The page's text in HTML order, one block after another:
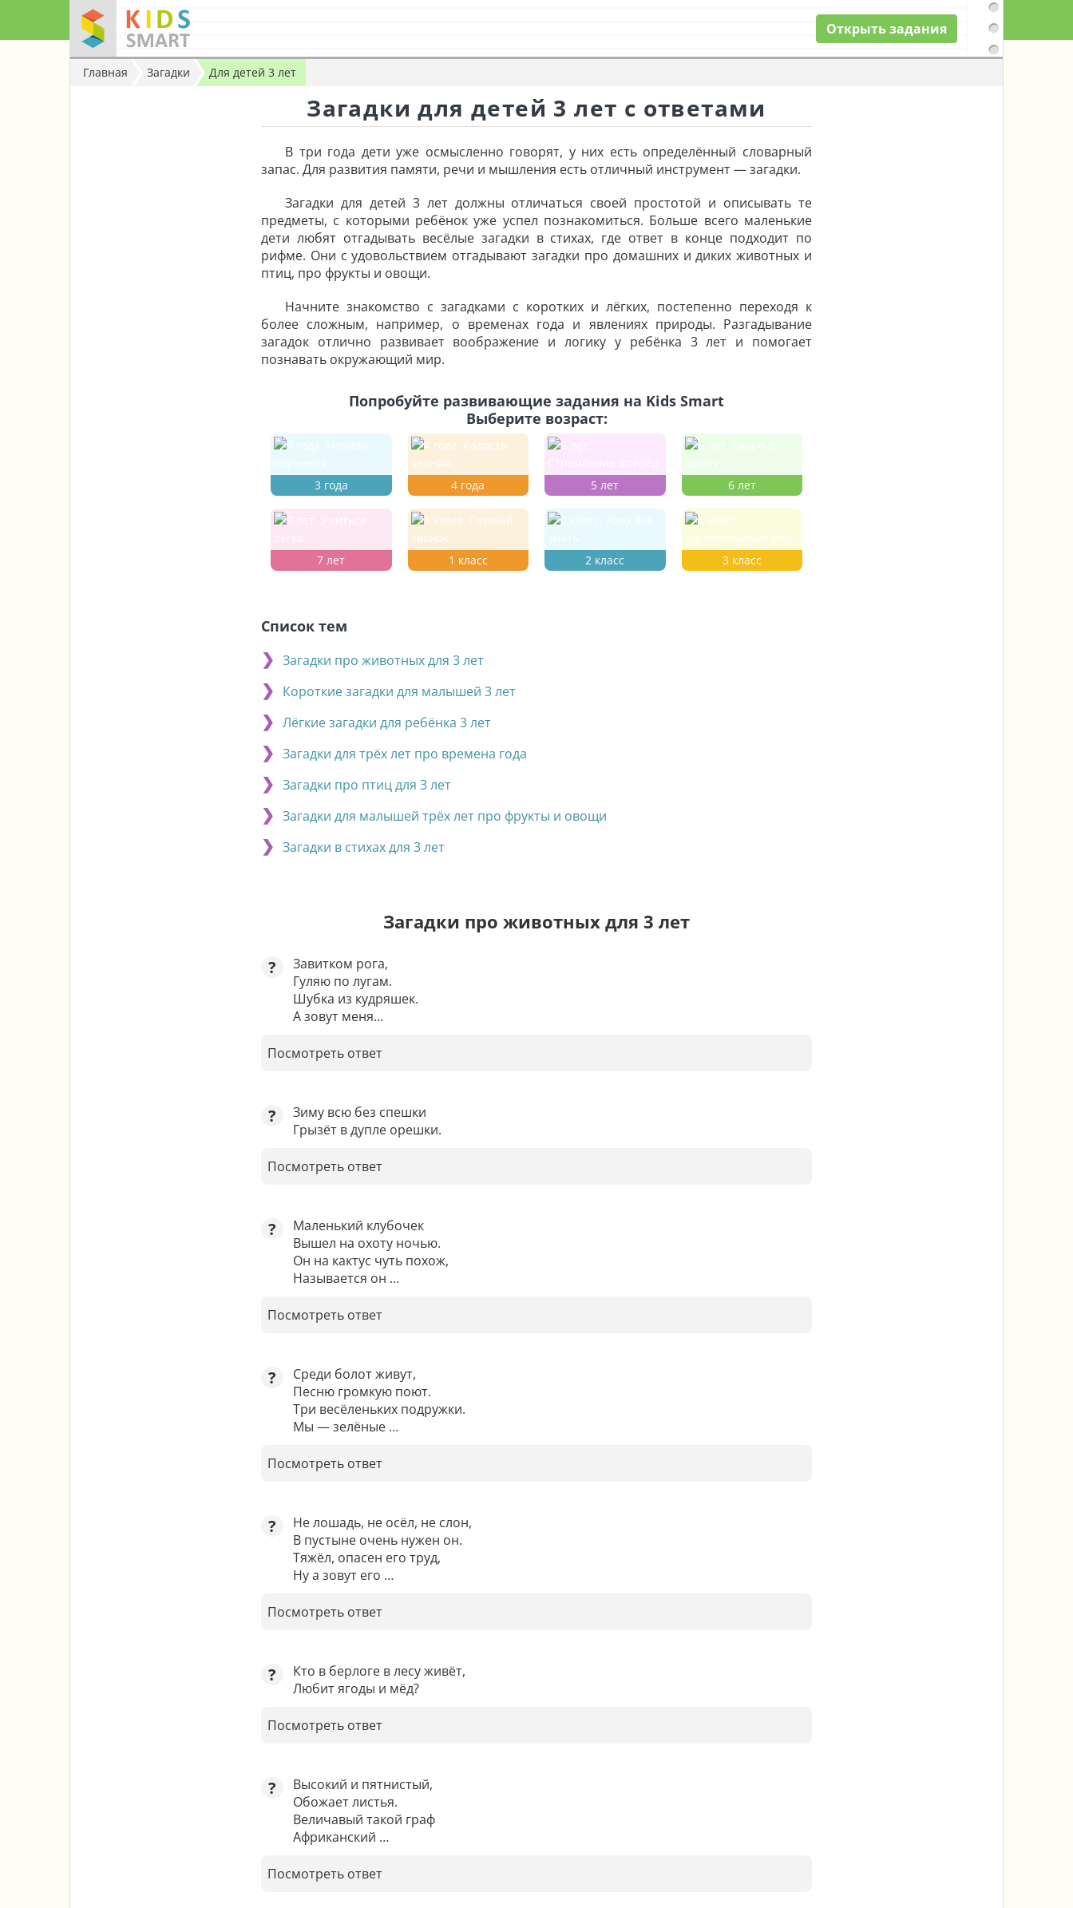
Открытьзадания
Главная Загадки Для детей 3 лет
Загадки для детей 3 лет с ответами
В три года дети уже осмысленно говорят, у них есть определённый словарный
запас. Для развития памяти, речи и мышления есть отличный инструмент — загадки.
Загадки для детей 3 лет должны отличаться своей простотой и описывать те
предметы, с которыми ребёнок уже успел познакомиться. Больше всего маленькие
дети любят отгадывать весёлые загадки в стихах, где ответ в конце подходит по
рифме. Они с удовольствием отгадывают загадки про домашних и диких животных и
птиц, про фрукты и овощи.
Начните знакомство с загадками с коротких и лёгких, постепенно переходя к
более сложным, например, о временах года и явлениях природы. Разгадывание
загадок отлично развивает воображение и логику у ребёнка 3 лет и помогает
познавать окружающий мир.
Попробуйте развивающие задания на Kids Smart
Выберите возраст:
3 года 4 года 5 лет 6 лет
7 лет 1 класс 2 класс 3 класс
Список тем
Загадки про животных для 3 лет
Короткие загадки для малышей 3 лет
Лёгкие загадки для ребёнка 3 лет
Загадки для трёх лет про времена года
Загадки про птиц для 3 лет
Загадки для малышей трёх лет про фрукты и овощи
Загадки в стихах для 3 лет
Загадки про животных для 3 лет
?
Завитком рога,
Гуляю по лугам.
Шубка из кудряшек.
А зовут меня…
Посмотреть ответ
?
Зиму всю без спешки
Грызёт в дупле орешки.
Посмотреть ответ
?
Маленький клубочек
Вышел на охоту ночью.
Он на кактус чуть похож,
Называется он …
Посмотреть ответ
?
Среди болот живут,
Песню громкую поют.
Три весёленьких подружки.
Мы — зелёные …
Посмотреть ответ
?
Не лошадь, не осёл, не слон,
В пустыне очень нужен он.
Тяжёл, опасен его труд,
Ну а зовут его …
Посмотреть ответ
?
Кто в берлоге в лесу живёт,
Любит ягоды и мёд?
Посмотреть ответ
?
Высокий и пятнистый,
Обожает листья.
Величавый такой граф
Африканский …
Посмотреть ответ